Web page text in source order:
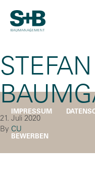
STEFAN
21. Juli 2020
By CU
IMPRESSUM
BEWERBEN